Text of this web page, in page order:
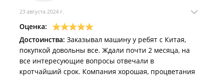
23 августа 2024 г.
Оценка:
Достоинства: Заказывал машину у ребят с Китая,
покупкой довольны все. Ждали почти 2 месяца, на
все интересующие вопросы отвечали в
кротчайший срок. Компания хорошая, процветания